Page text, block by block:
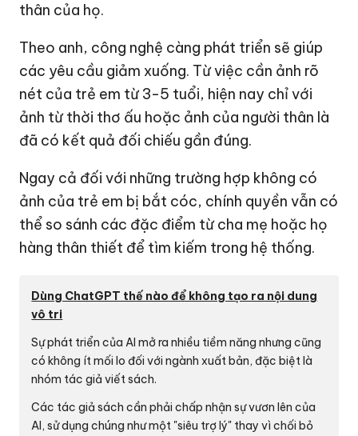
thân của họ.
Theo anh, công nghệ càng phát triển sẽ giúp
các yêu cầu giảm xuống. Từ việc cần ảnh rõ
nét của trẻ em từ 3-5 tuổi, hiện nay chỉ với
ảnh từ thời thơ ấu hoặc ảnh của người thân là
đã có kết quả đối chiếu gần đúng.
Ngay cả đối với những trường hợp không có
ảnh của trẻ em bị bắt cóc, chính quyền vẫn có
thể so sánh các đặc điểm từ cha mẹ hoặc họ
hàng thân thiết để tìm kiếm trong hệ thống.
Dùng ChatGPT thế nào để không tạo ra nội dung
vô tri
Sự phát triển của AI mở ra nhiều tiềm năng nhưng cũng
có không ít mối lo đối với ngành xuất bản, đặc biệt là
nhóm tác giả viết sách.
Các tác giả sách cần phải chấp nhận sự vươn lên của
AI, sử dụng chúng như một "siêu trợ lý" thay vì chối bỏ